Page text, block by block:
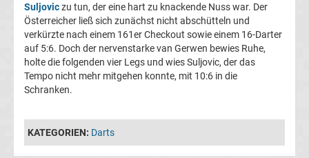
Telekom
Eishockey
im
Suljoviczu tun, der eine hart zu knackende Nuss war. Der
Österreicher ließ sich zunächst nicht abschütteln und
verkürzte nach einem 161er Checkout sowie einem 16-Darter
auf 5:6. Doch der nervenstarke van Gerwen bewies Ruhe,
holte die folgenden vier Legs und wies Suljovic, der das
Tempo nicht mehr mitgehen konnte, mit 10:6 in die
Schranken.
KATEGORIEN: Darts